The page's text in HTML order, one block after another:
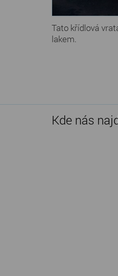
Tato křídlová
lakem.
Kde nás